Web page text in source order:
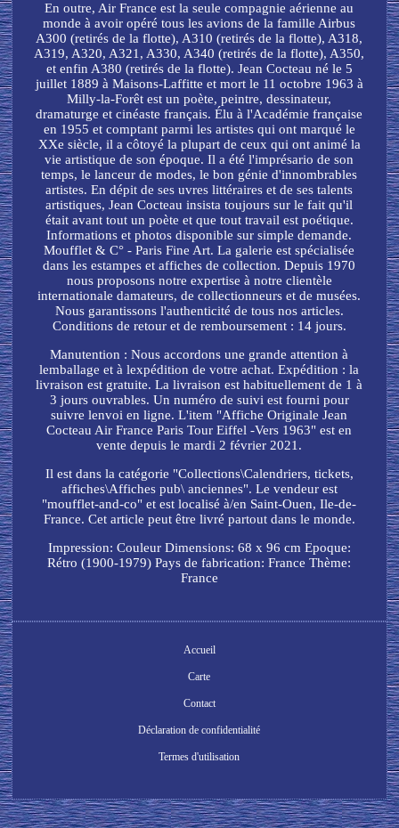
En outre, Air France est la seule compagnie aérienne au
monde à avoir opéré tous les avions de la famille Airbus
A300 (retirés de la flotte), A310 (retirés de la flotte), A318,
A319, A320, A321, A330, A340 (retirés de la flotte), A350,
et enfin A380 (retirés de la flotte). Jean Cocteau né le 5
juillet 1889 à Maisons-Laffitte et mort le 11 octobre 1963 à
Milly-la-Forêt est un poète, peintre, dessinateur,
dramaturge et cinéaste français. Élu à l'Académie française
en 1955 et comptant parmi les artistes qui ont marqué le
XXe siècle, il a côtoyé la plupart de ceux qui ont animé la
vie artistique de son époque. Il a été l'imprésario de son
temps, le lanceur de modes, le bon génie d'innombrables
artistes. En dépit de ses uvres littéraires et de ses talents
artistiques, Jean Cocteau insista toujours sur le fait qu'il
était avant tout un poète et que tout travail est poétique.
Informations et photos disponible sur simple demande.
Moufflet & C° - Paris Fine Art. La galerie est spécialisée
dans les estampes et affiches de collection. Depuis 1970
nous proposons notre expertise à notre clientèle
internationale damateurs, de collectionneurs et de musées.
Nous garantissons l'authenticité de tous nos articles.
Conditions de retour et de remboursement : 14 jours.
Manutention : Nous accordons une grande attention à
lemballage et à lexpédition de votre achat. Expédition : la
livraison est gratuite. La livraison est habituellement de 1 à
3 jours ouvrables. Un numéro de suivi est fourni pour
suivre lenvoi en ligne. L'item "Affiche Originale Jean
Cocteau Air France Paris Tour Eiffel -Vers 1963" est en
vente depuis le mardi 2 février 2021.
Il est dans la catégorie "Collections\Calendriers, tickets,
affiches\Affiches pub\ anciennes". Le vendeur est
"moufflet-and-co" et est localisé à/en Saint-Ouen, Ile-de-
France. Cet article peut être livré partout dans le monde.
Impression: Couleur Dimensions: 68 x 96 cm Epoque:
Rétro (1900-1979) Pays de fabrication: France Thème:
France
Accueil
Carte
Contact
Déclaration de confidentialité
Termes d'utilisation